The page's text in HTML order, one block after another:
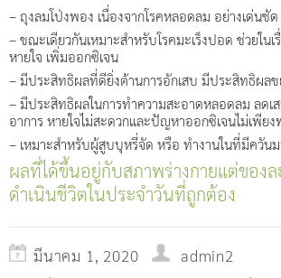
– ถุงลมโป่งพอง เนื่องจากโรคหลอดลม อย่างเด่นชัด
– ขณะเดียวกันเหมาะสำหรับโรคมะเร็งปอด ช่วยใน
หายใจ เพิ่มออกซิเจน
– มีประสิทธิผลที่ดียิ่งต้านการอักเสบ มีประสิทธิผล
– มีประสิทธิผลในการทำความสะอาดหลอดลม ลดเ
อาการ หายใจไม่สะดวกและปัญหาออกซิเจนไม่เพีย
– เหมาะสำหรับผู้สูบบุหรี่จัด หรือ ทำงานในที่มีควัน
ผลที่ได้ขึ้นอยู่กับสภาพร่างกายแต่ของ
ดำเนินชีวิตในประจำวันที่ถูกต้อง
มีนาคม 1, 2020
admin2